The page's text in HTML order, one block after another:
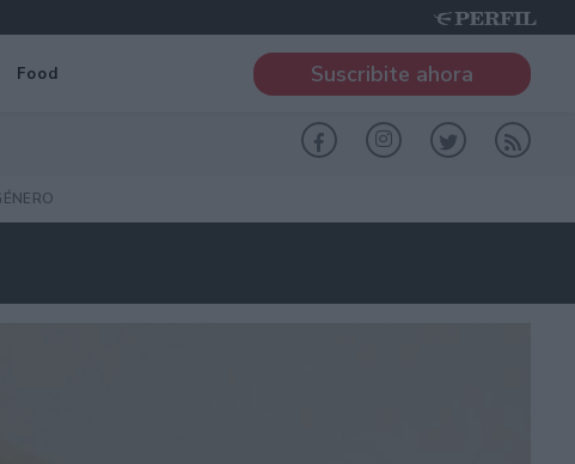
Food Suscribite ahora